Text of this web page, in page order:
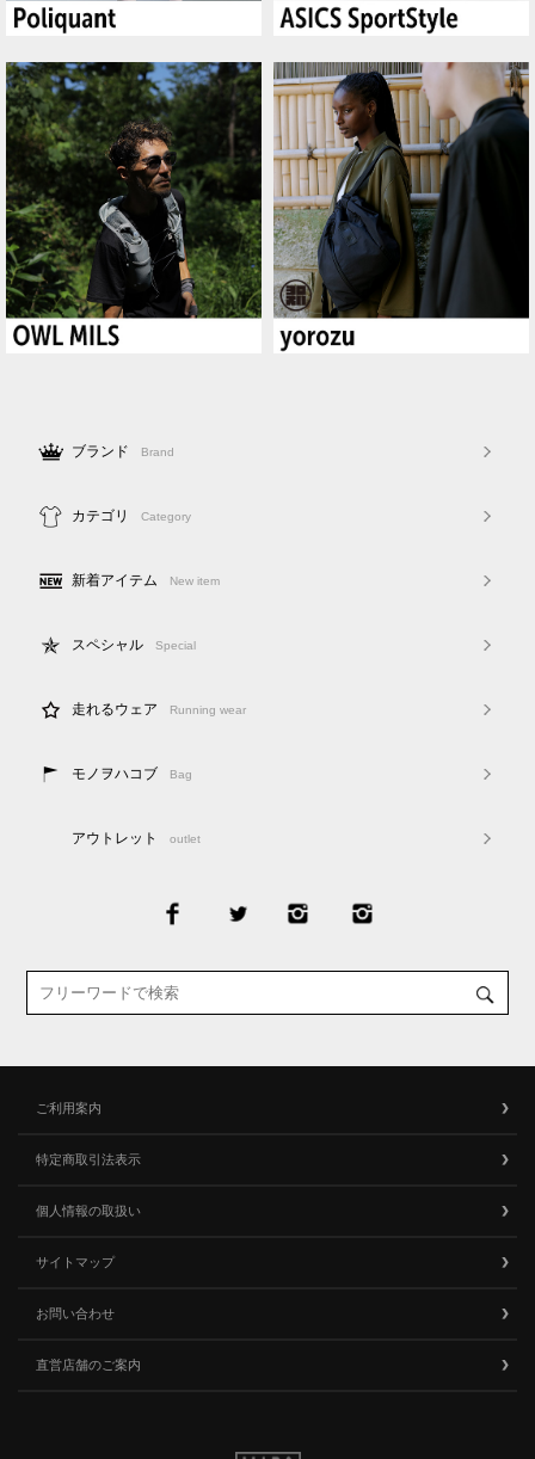
ブランド Brand
カテゴリ Category
新着アイテム New item
スペシャル Special
走れるウェア Running wear
モノヲハコブ Bag
アウトレット outlet
ご利用案内
特定商取引法表示
個人情報の取扱い
サイトマップ
お問い合わせ
直営店舗のご案内